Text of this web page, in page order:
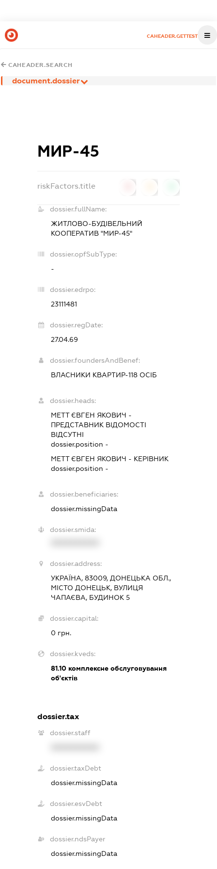
CAHEADER.GETTEST
CAHEADER.SEARCH
document.dossier
МИР-45
riskFactors.title
dossier.fullName:
ЖИТЛОВО-БУДІВЕЛЬНИЙ
КООПЕРАТИВ "МИР-45"
dossier.opfSubType:
-
dossier.edrpo:
23111481
dossier.regDate:
27.04.69
dossier.foundersAndBenef:
ВЛАСНИКИ КВАРТИР-118 ОСІБ
dossier.heads:
МЕТТ ЄВГЕН ЯКОВИЧ -
ПРЕДСТАВНИК ВІДОМОСТІ
ВІДСУТНІ
dossier.position -
МЕТТ ЄВГЕН ЯКОВИЧ - КЕРІВНИК
dossier.position -
dossier.beneficiaries:
dossier.missingData
dossier.smida:
dossier.address:
УКРАЇНА, 83009, ДОНЕЦЬКА ОБЛ.,
МІСТО ДОНЕЦЬК, ВУЛИЦЯ
ЧАПАЄВА, БУДИНОК 5
dossier.capital:
0 грн.
dossier.kveds:
81.10комплексне обслуговування
об'єктів
dossier.tax
dossier.staff
dossier.taxDebt
dossier.missingData
dossier.esvDebt
dossier.missingData
dossier.ndsPayer
dossier.missingData